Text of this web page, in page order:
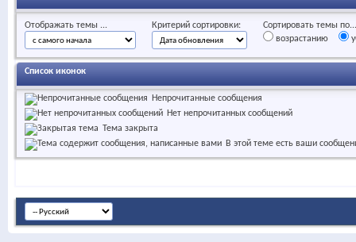
Отображать темы ... Критерий сортировки:
Сортировать темы по...
возрастанию
Список иконок
Непрочитанные сообщения
Нет непрочитанных сообщений
Тема закрыта
В этой теме есть ваши